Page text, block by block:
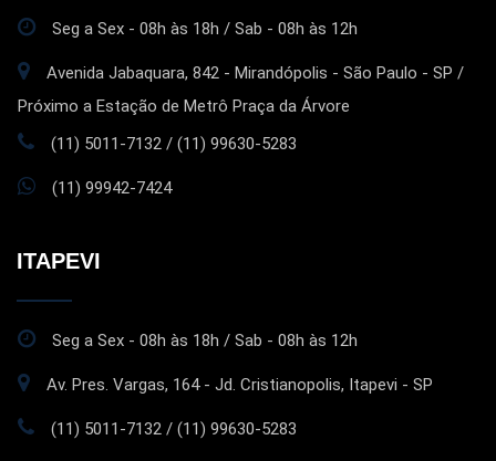
Seg a Sex - 08h às 18h / Sab - 08h às 12h
Avenida Jabaquara, 842 - Mirandópolis - São Paulo - SP /
Próximo a Estação de Metrô Praça da Árvore
(11) 5011-7132 / (11) 99630-5283
(11) 99942-7424
ITAPEVI
Seg a Sex - 08h às 18h / Sab - 08h às 12h
Av. Pres. Vargas, 164 - Jd. Cristianopolis, Itapevi - SP
(11) 5011-7132 / (11) 99630-5283